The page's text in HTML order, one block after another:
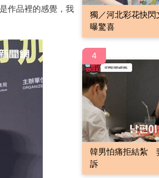
作品裡的感覺，我
獨／河北彩花快
曝驚喜
4
韓男怕痛拒結紮
訴